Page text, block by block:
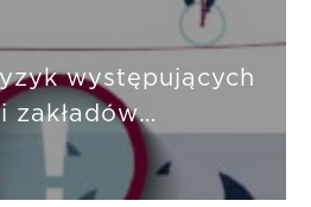
występujących
zakładów